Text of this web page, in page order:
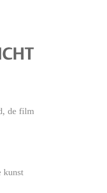
de film
kunst